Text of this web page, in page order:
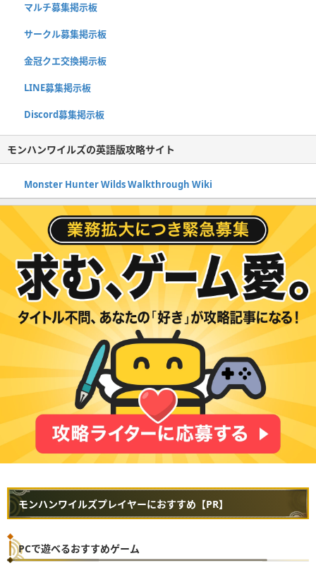
マルチ募集掲示板
サークル募集掲示板
金冠クエ交換掲示板
LINE募集掲示板
Discord募集掲示板
モンハンワイルズの英語版攻略サイト
Monster Hunter Wilds Walkthrough Wiki
モンハンワイルズプレイヤーにおすすめ【PR】
PCで遊べるおすすめゲーム